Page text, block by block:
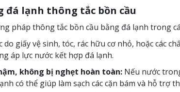
đá lạnh thông tắc bồn cầu
pháp thông tắc bồn cầu bằng đá lạnh trong
do giấy vệ sinh, tóc, rác hữu cơ nhỏ, hoặc các
áp lực nước kết hợp đá lạnh.
không bị nghẹt hoàn toàn: Nếu nước
có thể giúp làm sạch các cặn bám và hỗ trợ